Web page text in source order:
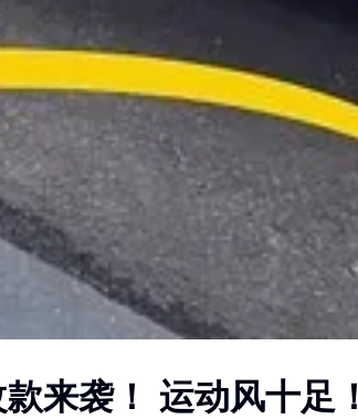
来袭！ 运动风十足！